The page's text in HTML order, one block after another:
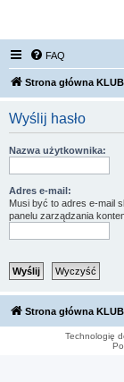
FAQ
Strona główna
Wyślij hasło
Nazwa użytkownika:
Adres e-mail:
Musi być to adres e-mail
panelu zarządzania
Strona główna
Technologię